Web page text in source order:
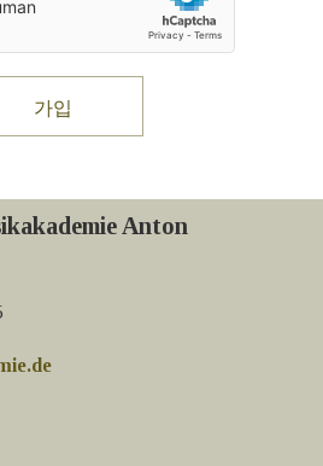
Anton